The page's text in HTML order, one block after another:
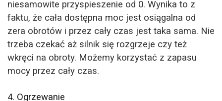
niesamowite przyspieszenie od 0. Wynika to z
faktu, że cała dostępna moc jest osiągalna od
zera obrotów i przez cały czas jest taka sama. Nie
trzeba czekać aż silnik się rozgrzeje czy też
wkręci na obroty. Możemy korzystać z zapasu
mocy przez cały czas.
4. Ogrzewanie